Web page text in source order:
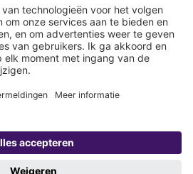
op onze nieuwsbrief
Nu aanmelden
SE + Co. KG, Bahnhofstraße 31, 85101 Lenting,
Colofon